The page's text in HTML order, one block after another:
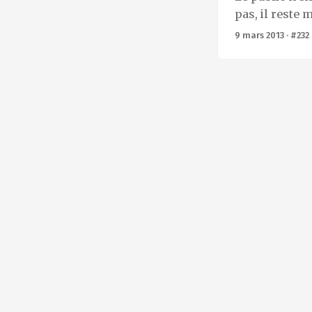
République. ...
pas, il reste
9 mars 2013 · #232